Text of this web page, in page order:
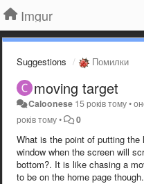
Imgur
Suggestions Помилки
moving target
Caloonese 15 років тому•
років тому• 0
What is the point of putting
window when the screen will
bottom?. It is like chasing a
to be on the home page though.